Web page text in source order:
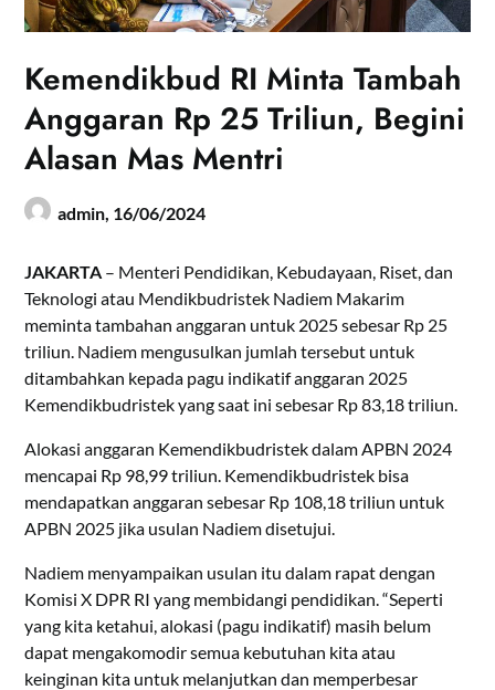
Kemendikbud RI Minta Tambah
Anggaran Rp 25 Triliun, Begini
Alasan Mas Mentri
admin, 16/06/2024
JAKARTA – Menteri Pendidikan, Kebudayaan, Riset, dan
Teknologi atau Mendikbudristek Nadiem Makarim
meminta tambahan anggaran untuk 2025 sebesar Rp 25
triliun. Nadiem mengusulkan jumlah tersebut untuk
ditambahkan kepada pagu indikatif anggaran 2025
Kemendikbudristek yang saat ini sebesar Rp 83,18 triliun.
Alokasi anggaran Kemendikbudristek dalam APBN 2024
mencapai Rp 98,99 triliun. Kemendikbudristek bisa
mendapatkan anggaran sebesar Rp 108,18 triliun untuk
APBN 2025 jika usulan Nadiem disetujui.
Nadiem menyampaikan usulan itu dalam rapat dengan
Komisi X DPR RI yang membidangi pendidikan. “Seperti
yang kita ketahui, alokasi (pagu indikatif) masih belum
dapat mengakomodir semua kebutuhan kita atau
keinginan kita untuk melanjutkan dan memperbesar